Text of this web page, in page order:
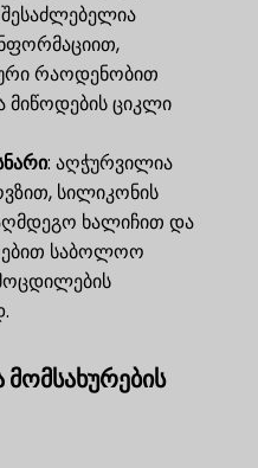
რაოდენობით
ციკლი
​: აღჭურვილია
სილიკონის
ხალიჩით და
საბოლოო